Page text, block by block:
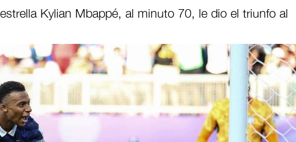
Kylian Mbappé, al minuto 70, le dio el triunfo al